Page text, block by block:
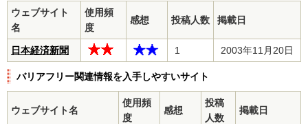
ウェブサイト
名
使用頻
度
感想 投稿人数 掲載日
日本経済新聞 1 2003年11月20日
バリアフリー関連情報を入手しやすいサイト
ウェブサイト名
使用頻
度
感想
投稿
人数
掲載日